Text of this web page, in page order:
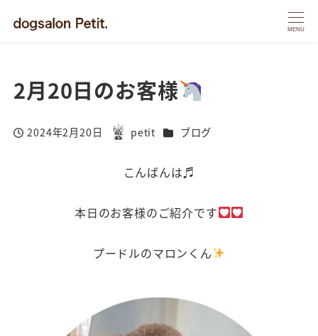
MENU
2月20日のお客様
投稿日
2024年2月20日
著
petit カテゴリー
ブログ
こんばんは♬
本日のお客様のご紹介です
プードルのマロンくん